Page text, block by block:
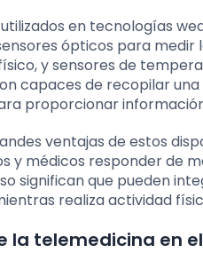
utilizados en tecnologías
ópticos para
y sensores de
capaces de recopilar
proporcionar
ventajas de estos
y médicos responder de
significan que pueden
realiza actividad
la telemedicina en